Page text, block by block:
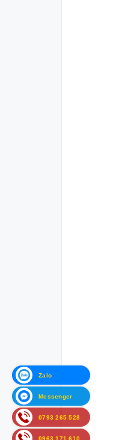
Zalo
Messenger
0793 265 528
0963 171 610